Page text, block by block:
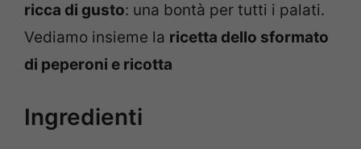
ricca di gusto: una bontà per tutti i palati.
Vediamo insieme la ricetta dello sformato
di peperoni e ricotta
Ingredienti